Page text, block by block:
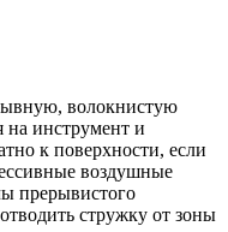
волокнистую
на инструмент и
к поверхности, если
воздушные
прерывистого
стружку от зоны